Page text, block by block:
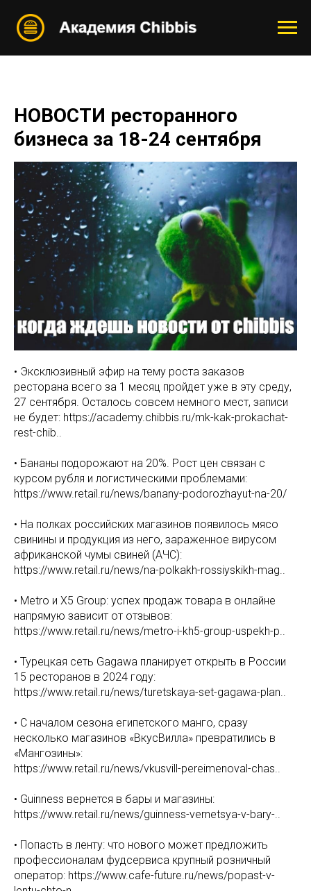
НОВОСТИ ресторанного
бизнеса за 18-24 сентября
• Эксклюзивный эфир на тему роста заказов
ресторана всего за 1 месяц пройдет уже в эту среду,
27 сентября. Осталось совсем немного мест, записи
не будет: https://academy.chibbis.ru/mk-kak-prokachat-
rest-chib..
• Бананы подорожают на 20%. Рост цен связан с
курсом рубля и логистическими проблемами:
https://www.retail.ru/news/banany-podorozhayut-na-20/
• На полках российских магазинов появилось мясо
свинины и продукция из него, зараженное вирусом
африканской чумы свиней (АЧС):
https://www.retail.ru/news/na-polkakh-rossiyskikh-mag..
• Metro и Х5 Group: успех продаж товара в онлайне
напрямую зависит от отзывов:
https://www.retail.ru/news/metro-i-kh5-group-uspekh-p..
• Турецкая сеть Gagawa планирует открыть в России
15 ресторанов в 2024 году:
https://www.retail.ru/news/turetskaya-set-gagawa-plan..
• С началом сезона египетского манго, сразу
несколько магазинов «ВкусВилла» превратились в
«Мангозины»:
https://www.retail.ru/news/vkusvill-pereimenoval-chas..
• Guinness вернется в бары и магазины:
https://www.retail.ru/news/guinness-vernetsya-v-bary-..
• Попасть в ленту: что нового может предложить
профессионалам фудсервиса крупный розничный
оператор: https://www.cafe-future.ru/news/popast-v-